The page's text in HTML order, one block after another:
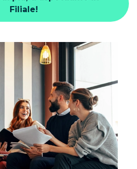
Filiale!